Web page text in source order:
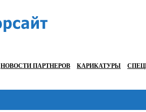
НОВОСТИ ПАРТНЕРОВ КАРИКАТУРЫ